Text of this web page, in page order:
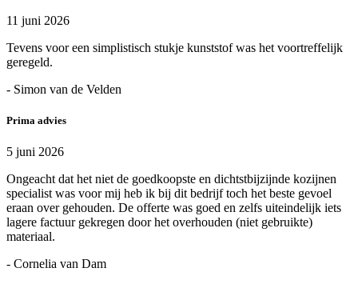
11 juni 2026
Tevens voor een simplistisch stukje kunststof was het voortreffelijk
geregeld.
- Simon van de Velden
Prima advies
5 juni 2026
Ongeacht dat het niet de goedkoopste en dichtstbijzijnde kozijnen
specialist was voor mij heb ik bij dit bedrijf toch het beste gevoel
eraan over gehouden. De offerte was goed en zelfs uiteindelijk iets
lagere factuur gekregen door het overhouden (niet gebruikte)
materiaal.
- Cornelia van Dam